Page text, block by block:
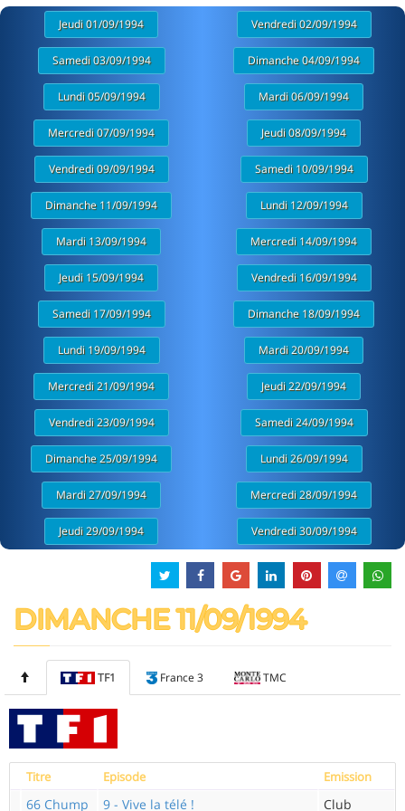
Jeudi 01/09/1994 Vendredi 02/09/1994
Samedi 03/09/1994 Dimanche 04/09/1994
Lundi 05/09/1994 Mardi 06/09/1994
Mercredi 07/09/1994 Jeudi 08/09/1994
Vendredi 09/09/1994 Samedi 10/09/1994
Dimanche 11/09/1994 Lundi 12/09/1994
Mardi 13/09/1994 Mercredi 14/09/1994
Jeudi 15/09/1994 Vendredi 16/09/1994
Samedi 17/09/1994 Dimanche 18/09/1994
Lundi 19/09/1994 Mardi 20/09/1994
Mercredi 21/09/1994 Jeudi 22/09/1994
Vendredi 23/09/1994 Samedi 24/09/1994
Dimanche 25/09/1994 Lundi 26/09/1994
Mardi 27/09/1994 Mercredi 28/09/1994
Jeudi 29/09/1994 Vendredi 30/09/1994
DIMANCHE 11/09/1994
TF1 France 3 TMC
Titre Episode Emission
66 Chump 9 - Vive la télé ! Club